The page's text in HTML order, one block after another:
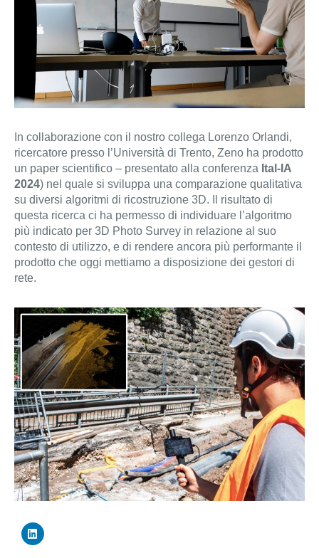
In collaborazione con il nostro collega Lorenzo Orlandi,
ricercatore presso l’Università di Trento, Zeno ha prodotto
un paper scientifico – presentato alla conferenza Ital-IA
2024) nel quale si sviluppa una comparazione qualitativa
su diversi algoritmi di ricostruzione 3D. Il risultato di
questa ricerca ci ha permesso di individuare l’algoritmo
più indicato per 3D Photo Survey in relazione al suo
contesto di utilizzo, e di rendere ancora più performante il
prodotto che oggi mettiamo a disposizione dei gestori di
rete.